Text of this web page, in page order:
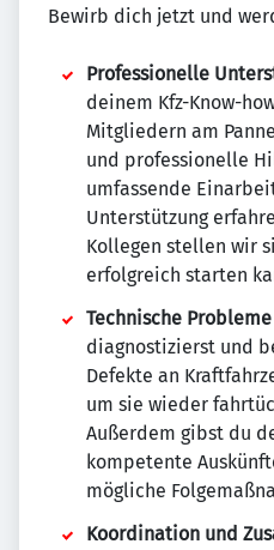
Bewirb dich jetzt und
Professionelle
deinem Kfz-Know-
Mitgliedern am
und professionelle
umfassende
Unterstützung
Kollegen stellen wir
erfolgreich starten
Technische
diagnostizierst und
Defekte an
um sie wieder
Außerdem gibst du
kompetente
mögliche
Koordination und